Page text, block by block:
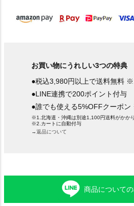
お買い物にうれしい3つの特典
●税込3,980円以上で送料無料
●LINE連携で200ポイント付与
●誰でも使える5%OFFクーポ
※1.北海道・沖縄は別途1,100円送料がかか
※2.カートに自動付与
→返品について
商品について